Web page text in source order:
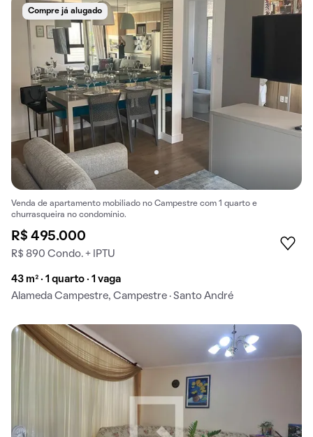
Compre já alugado
Venda de apartamento mobiliado no Campestre com 1 quarto e
churrasqueira no condomínio.
R$ 495.000
R$ 890 Condo. + IPTU
43 m² · 1 quarto · 1 vaga
Alameda Campestre, Campestre · Santo André